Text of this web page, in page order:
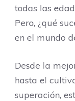
todas las
Pero, ¿qué
en el mundo
Desde la
hasta el
superación,